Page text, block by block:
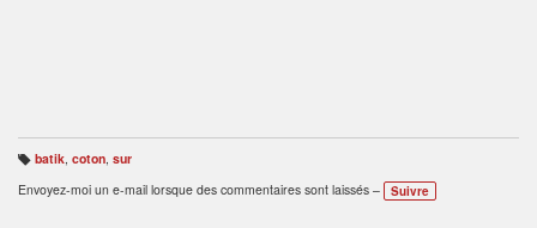
B
ali
s
batik, coton, sur
Envoyez-moi un e-mail lorsque des commentaires sont laissés –
Suivre